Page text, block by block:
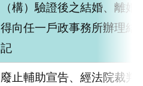
（構）驗證後之結婚、離婚
得向任一戶政事務所辦理結
記
廢止輔助宣告、經法院裁判